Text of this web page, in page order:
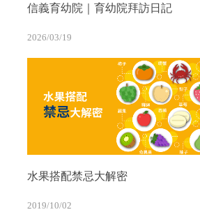
信義育幼院｜育幼院拜訪日記
2026/03/19
水果搭配禁忌大解密
2019/10/02